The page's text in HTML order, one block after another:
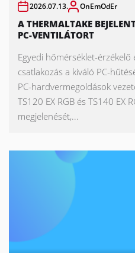
2026.07.13. OnEmOdEr
A THERMALTAKE
PC-VENTILÁTORT
Egyedi hőmérséklet-érzékelő
csatlakozás a kiváló PC-
PC-hardvermegoldások
TS120 EX RGB és TS140 EX
megjelenését,...